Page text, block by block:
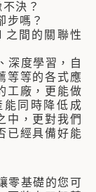
決？
步嗎？
之間的關聯性
深度學習，自
等等的各式應
工廠，更能做
能同時降低成
中，更對我們
已經具備好能
零基礎的您可